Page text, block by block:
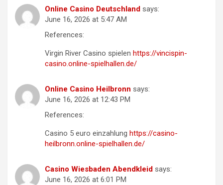
Online Casino Deutschland says:
June 16, 2026 at 5:47 AM
References:
Virgin River Casino spielen https://vincispin-
casino.online-spielhallen.de/
Online Casino Heilbronn says:
June 16, 2026 at 12:43 PM
References:
Casino 5 euro einzahlung https://casino-
heilbronn.online-spielhallen.de/
Casino Wiesbaden Abendkleid says:
June 16, 2026 at 6:01 PM